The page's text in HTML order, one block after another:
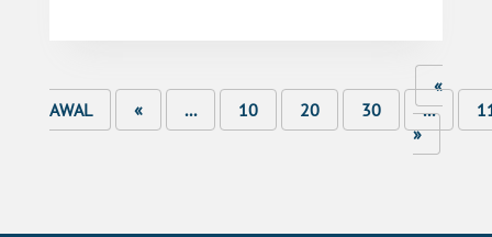
«
AWAL
« ... 10 20 30 ...
»